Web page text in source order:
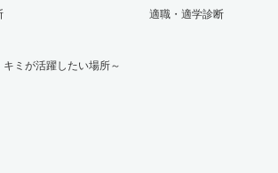
キミが活躍したい場所～
適職・適学診断